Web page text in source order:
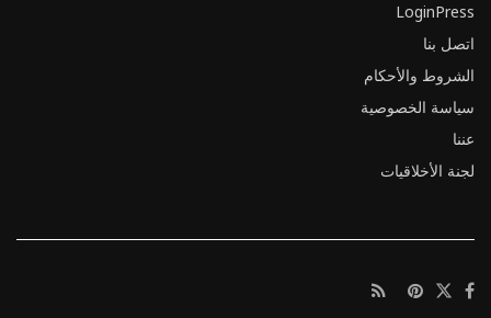
LoginPress
اتصل بنا
الشروط والأحكام
سياسة الخصوصية
عننا
لجنة الأخلاقيات